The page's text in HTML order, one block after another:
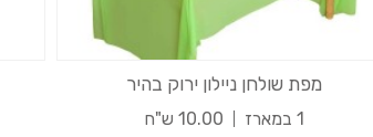
מפת שולחן ניילון ירוק בהיר
1 במארז 10.00 ש"ח